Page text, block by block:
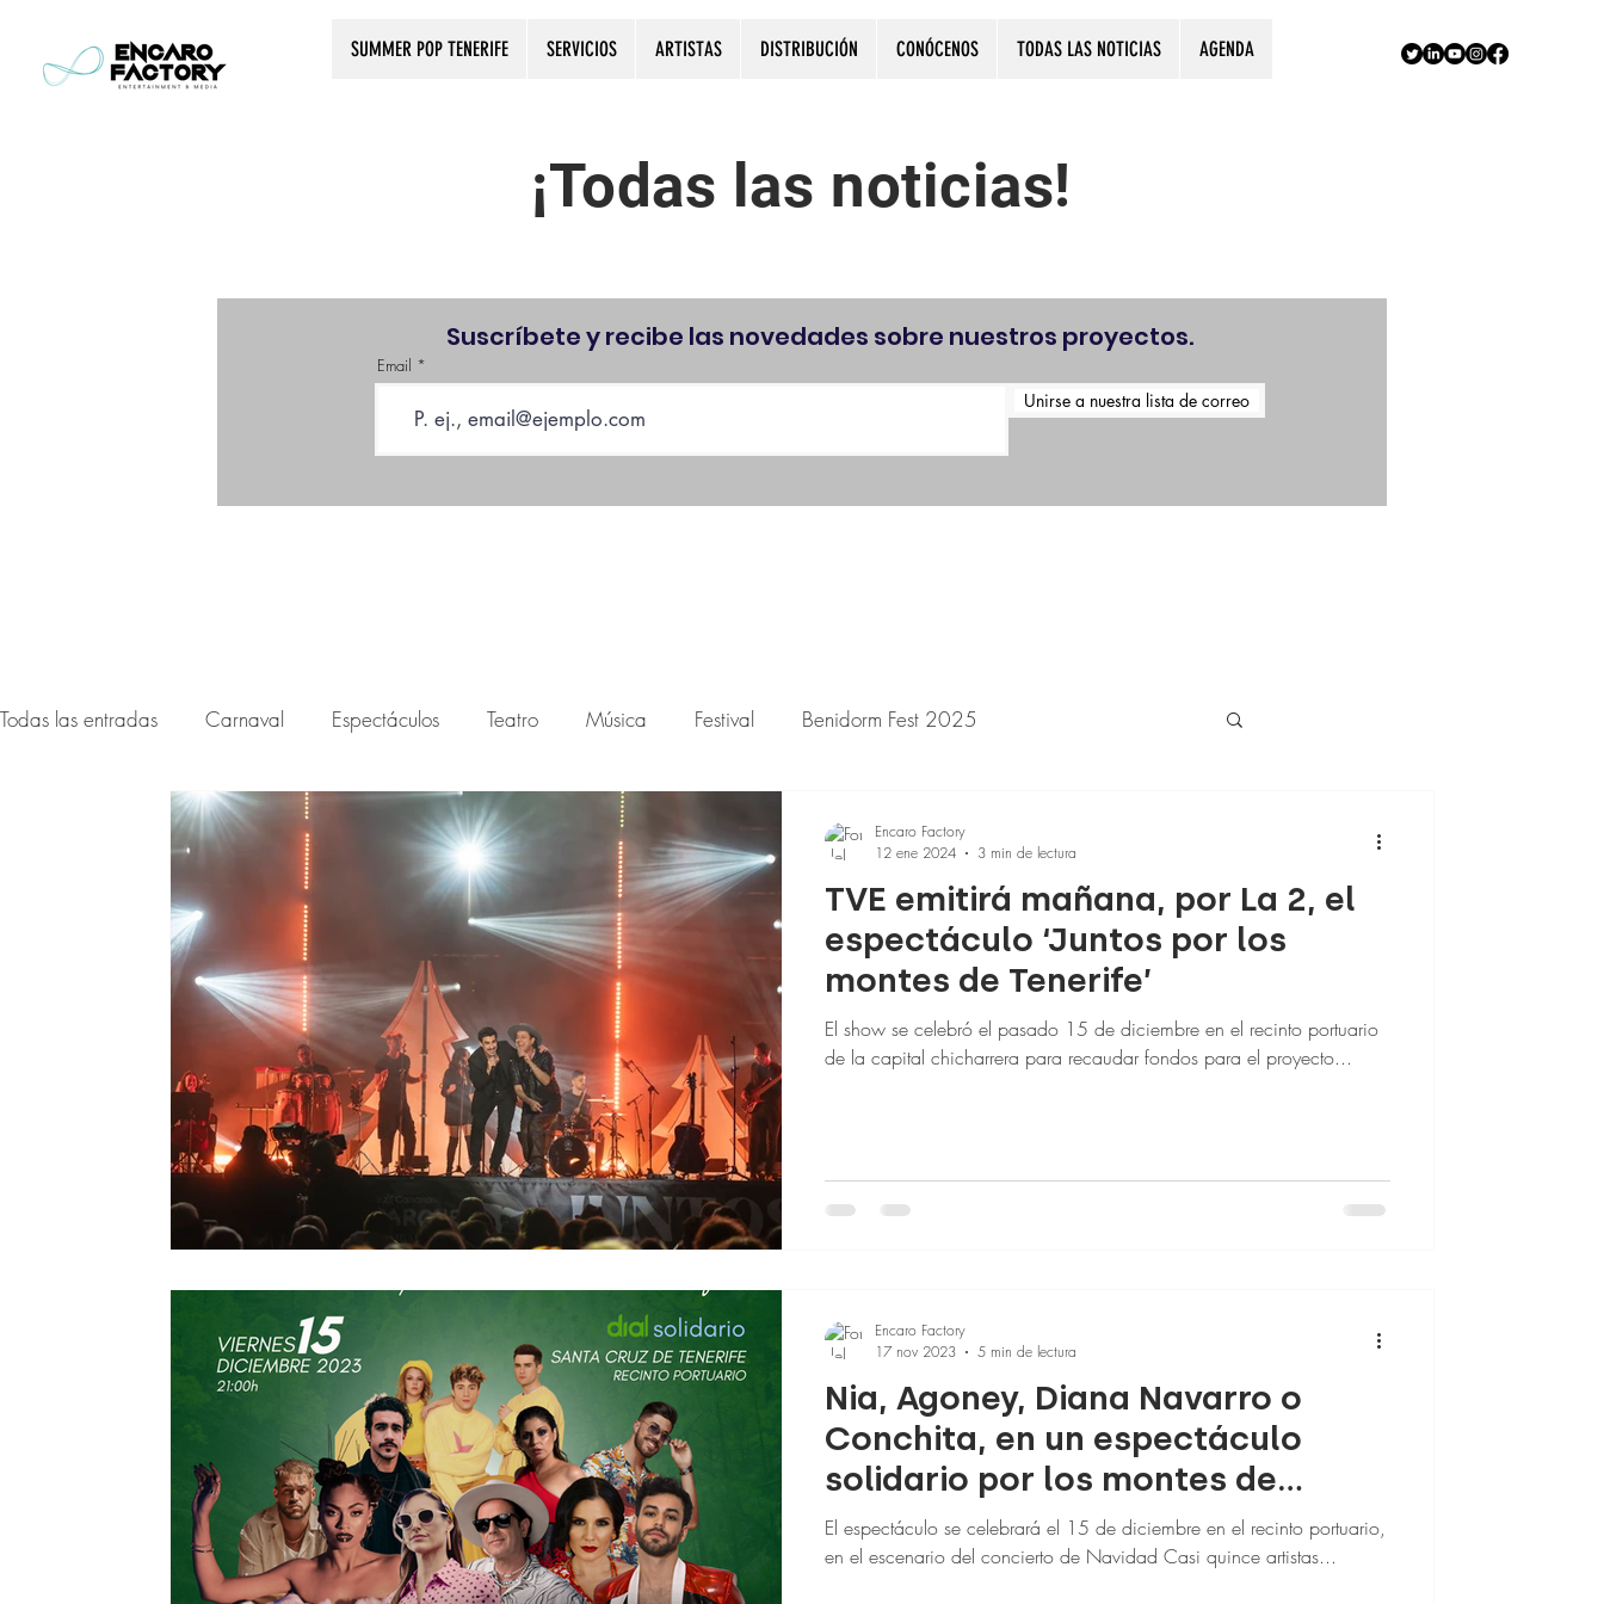
SUMMER POP TENERIFE SERVICIOS ARTISTAS DISTRIBUCIÓN CONÓCENOS TODAS LAS NOTICIAS AGENDA
¡Todas las noticias!
Suscríbete y recibe las novedades sobre nuestros proyectos.
Email
Unirse a nuestra lista de correo
Todas las entradas Carnaval Espectáculos Teatro Música Festival Benidorm Fest 2025
Festival noctámbula 2026 Festival Noctámbula
TVE emitirá mañana, por La 2, el
espectáculo ‘Juntos por los
montes de Tenerife’
El show se celebró el pasado 15 de diciembre en el recinto portuario
de la capital chicharrera para recaudar fondos para el proyecto...
Encaro Factory
12 ene 2024
3 min de lectura
Nia, Agoney, Diana Navarro o
Conchita, en un espectáculo
solidario por los montes de
Tenerife
El espectáculo se celebrará el 15 de diciembre en el recinto portuario,
en el escenario del concierto de Navidad Casi quince artistas...
Encaro Factory
17 nov 2023
5 min de lectura